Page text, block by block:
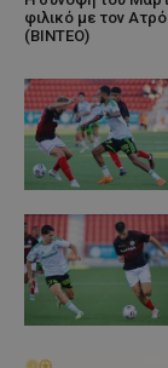
φιλικό με τον
(ΒΙΝΤΕΟ)